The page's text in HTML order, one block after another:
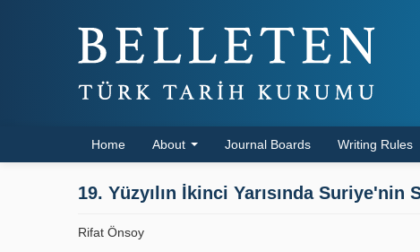
Home About Journal Boards Writing Rules
19. Yüzyılın İkinci Yarısında Suriye'nin
Rifat Önsoy